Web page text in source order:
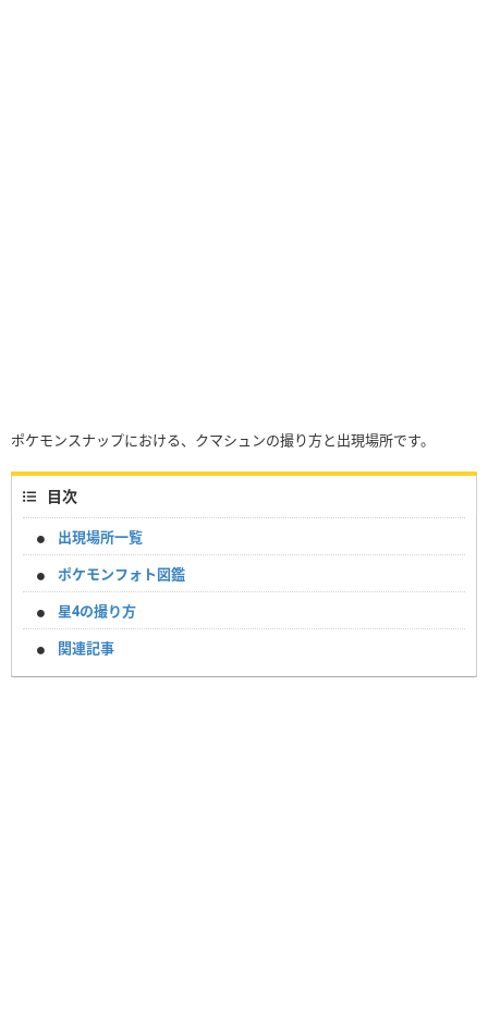
ポケモンスナップにおける、クマシュンの撮り方と出現場所です。
目次
出現場所一覧
ポケモンフォト図鑑
星4の撮り方
関連記事